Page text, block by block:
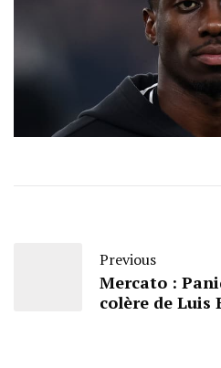
Previous
Mercato :
colère de Luis